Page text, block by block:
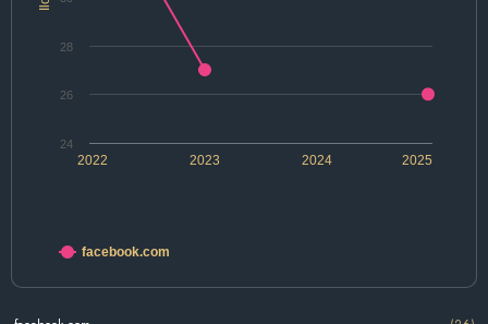
2022 2024
2023 2025
24
26
28
facebook.com